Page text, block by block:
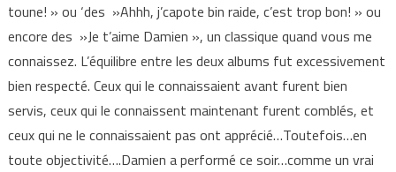
toune! » ou ‘des »Ahhh, j’capote bin raide, c’est trop bon! » ou
encore des »Je t’aime Damien », un classique quand vous me
connaissez. L’équilibre entre les deux albums fut excessivement
bien respecté. Ceux qui le connaissaient avant furent bien
servis, ceux qui le connaissent maintenant furent comblés, et
ceux qui ne le connaissaient pas ont apprécié…Toutefois…en
toute objectivité….Damien a performé ce soir…comme un vrai